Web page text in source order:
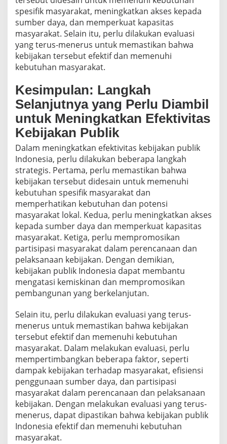
spesifik masyarakat, meningkatkan akses kepada
sumber daya, dan memperkuat kapasitas
masyarakat. Selain itu, perlu dilakukan evaluasi
yang terus-menerus untuk memastikan bahwa
kebijakan tersebut efektif dan memenuhi
kebutuhan masyarakat.
Kesimpulan: Langkah
Selanjutnya yang Perlu Diambil
untuk Meningkatkan Efektivitas
Kebijakan Publik
Dalam meningkatkan efektivitas kebijakan publik
Indonesia, perlu dilakukan beberapa langkah
strategis. Pertama, perlu memastikan bahwa
kebijakan tersebut didesain untuk memenuhi
kebutuhan spesifik masyarakat dan
memperhatikan kebutuhan dan potensi
masyarakat lokal. Kedua, perlu meningkatkan akses
kepada sumber daya dan memperkuat kapasitas
masyarakat. Ketiga, perlu mempromosikan
partisipasi masyarakat dalam perencanaan dan
pelaksanaan kebijakan. Dengan demikian,
kebijakan publik Indonesia dapat membantu
mengatasi kemiskinan dan mempromosikan
pembangunan yang berkelanjutan.
Selain itu, perlu dilakukan evaluasi yang terus-
menerus untuk memastikan bahwa kebijakan
tersebut efektif dan memenuhi kebutuhan
masyarakat. Dalam melakukan evaluasi, perlu
mempertimbangkan beberapa faktor, seperti
dampak kebijakan terhadap masyarakat, efisiensi
penggunaan sumber daya, dan partisipasi
masyarakat dalam perencanaan dan pelaksanaan
kebijakan. Dengan melakukan evaluasi yang terus-
menerus, dapat dipastikan bahwa kebijakan publik
Indonesia efektif dan memenuhi kebutuhan
masyarakat.